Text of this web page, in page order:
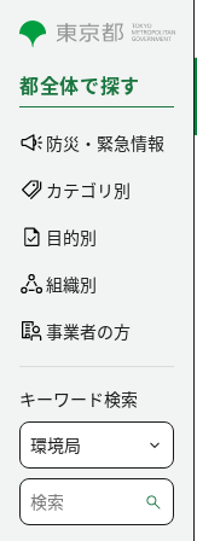
コンテンツにスキップ
都全体で探す
防災・緊急情報
カテゴリ別
目的別
組織別
事業者の方
キーワード検索